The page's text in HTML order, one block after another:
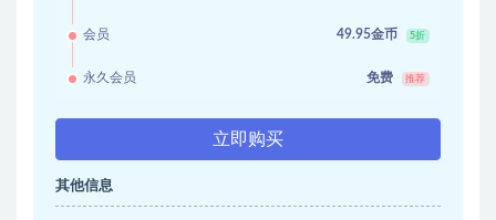
会员 49.95金币 5折
永久会员 免费 推荐
立即购买
其他信息